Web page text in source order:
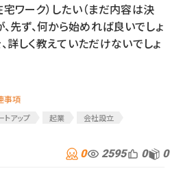
ワーク）したい（まだ内容は決
、先ず、何から始めれば良いでしょ
詳しく教えていただけないでしょ
事項
トアップ 起業
会社設立
0 2595 0 0